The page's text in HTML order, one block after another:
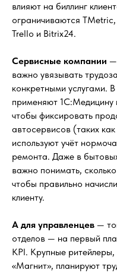
влияют на биллинг
ограничиваются
Trello и Bitrix24.
Сервисные компании —
важно увязывать
конкретными услугами.
применяют 1С:Медицину
чтобы фиксировать
автосервисов (таких
используют учёт
ремонта. Даже в
важно понимать,
чтобы правильно
клиенту.
А для управленцев —
отделов — на первый
KPI. Крупные
«Магнит», планируют